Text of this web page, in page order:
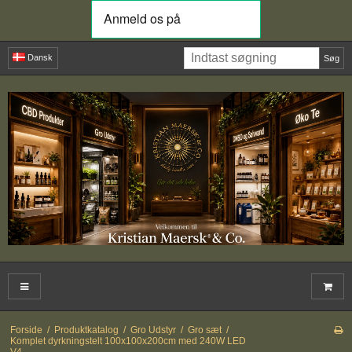
Dansk Søg
Forside / Produktkatalog / Gro Udstyr / Gro sæt /
Komplet dyrkningstelt 100x100x200cm med 240W LED